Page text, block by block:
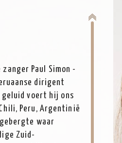
Paul Simon -
dirigent
geluid voert hij ons
Peru, Argentinië
waar
Zuid-